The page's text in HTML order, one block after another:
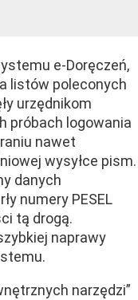
e-Doręczeń,
listów poleconych
urzędnikom
próbach logowania
nawet
wysyłce pism.
danych
numery PESEL
tą drogą.
naprawy
narzędzi”